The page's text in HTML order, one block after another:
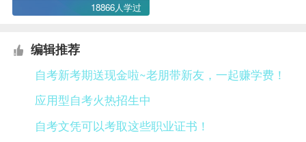
18866人学过
编辑推荐
自考新考期送现金啦~老朋带新友，一起赚学费！
应用型自考火热招生中
自考文凭可以考取这些职业证书！